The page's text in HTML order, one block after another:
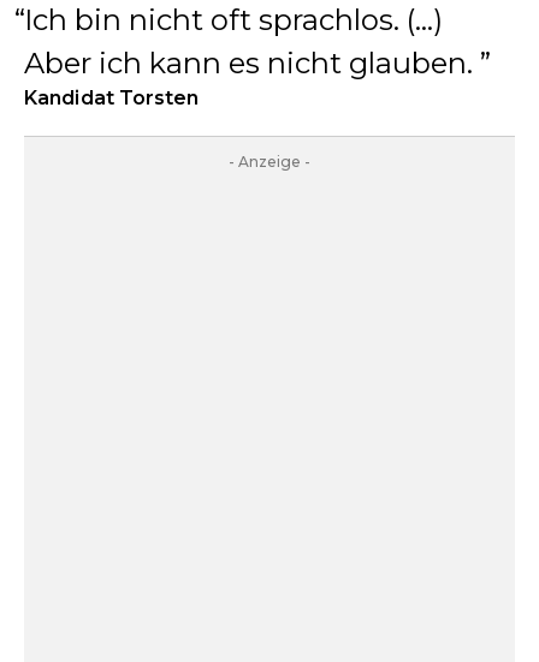
Ich bin nicht oft sprachlos. (…)
Aber ich kann es nicht glauben.
Kandidat Torsten
- Anzeige -